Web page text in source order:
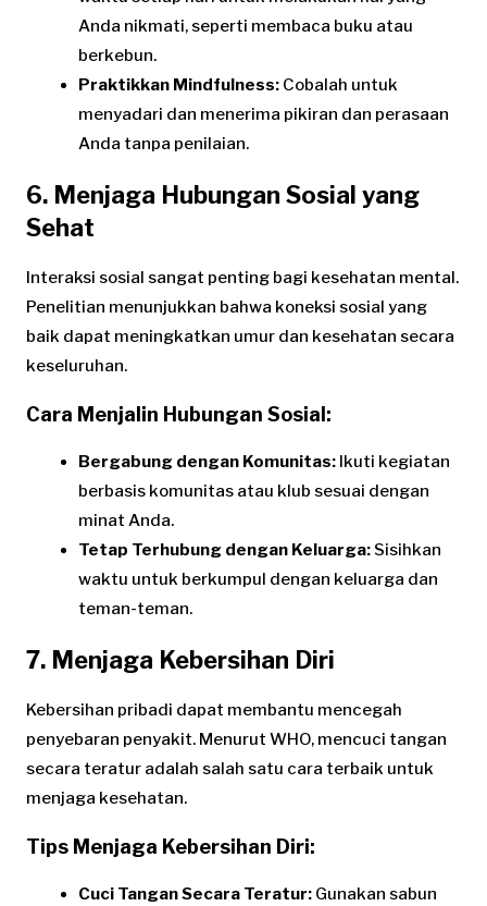
Anda nikmati, seperti membaca buku atau
berkebun.
Praktikkan Mindfulness: Cobalah untuk
menyadari dan menerima pikiran dan perasaan
Anda tanpa penilaian.
6. Menjaga Hubungan Sosial yang
Sehat
Interaksi sosial sangat penting bagi kesehatan mental.
Penelitian menunjukkan bahwa koneksi sosial yang
baik dapat meningkatkan umur dan kesehatan secara
keseluruhan.
Cara Menjalin Hubungan Sosial:
Bergabung dengan Komunitas: Ikuti kegiatan
berbasis komunitas atau klub sesuai dengan
minat Anda.
Tetap Terhubung dengan Keluarga:Sisihkan
waktu untuk berkumpul dengan keluarga dan
teman-teman.
7. Menjaga Kebersihan Diri
Kebersihan pribadi dapat membantu mencegah
penyebaran penyakit. Menurut WHO, mencuci tangan
secara teratur adalah salah satu cara terbaik untuk
menjaga kesehatan.
Tips Menjaga Kebersihan Diri:
Cuci Tangan Secara Teratur: Gunakan sabun